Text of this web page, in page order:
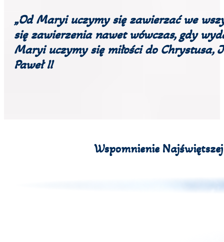
„Od Maryi uczymy się zawierzać we
się zawierzenia nawet wówczas, gdy
Maryi uczymy się miłości do Chrystusa,
Paweł II
Wspomnienie